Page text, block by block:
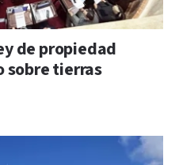
de propiedad
sobre tierras